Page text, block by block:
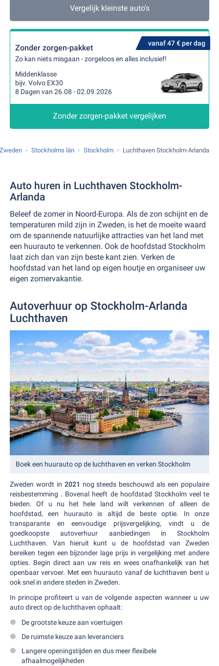
Vergelijk kleinste auto's
vanaf 47 € per dag
Zonder zorgen-pakket
Zo kan niets misgaan - zorgeloos en alles inclusief!
Middenklasse
bijv. Volvo EX30
8 Dagen van 26.08 - 02.09.2026
Zonder zorgen-pakket vergelijken
Zweden Stockholms län Stockholm Luchthaven Stockholm-Arlanda
Auto huren in Luchthaven Stockholm-
Arlanda
Beleef de zomer in Noord-Europa. Als de zon schijnt en de
temperaturen mild zijn in Zweden, is het de moeite waard
om de spannende natuurlijke attracties van het land met
een huurauto te verkennen. Ook de hoofdstad Stockholm
laat zich dan van zijn beste kant zien. Verken de
hoofdstad van het land op eigen houtje en organiseer uw
eigen zomervakantie.
Autoverhuur op Stockholm-Arlanda
Luchthaven
Boek een huurauto op de luchthaven en verken Stockholm
Zweden wordt in 2021 nog steeds beschouwd als een populaire
reisbestemming . Bovenal heeft de hoofdstad Stockholm veel te
bieden. Of u nu het hele land wilt verkennen of alleen de
hoofdstad, een huurauto is altijd de beste optie. In onze
transparante en eenvoudige prijsvergelijking, vindt u de
goedkoopste autoverhuur aanbiedingen in Stockholm
Luchthaven. Van hieruit kunt u de hoofdstad van Zweden
bereiken tegen een bijzonder lage prijs in vergelijking met andere
opties. Begin direct aan uw reis en wees onafhankelijk van het
openbaar vervoer. Met een huurauto vanaf de luchthaven bent u
ook snel in andere steden in Zweden.
In principe profiteert u van de volgende aspecten wanneer u uw
auto direct op de luchthaven ophaalt:
De grootste keuze aan voertuigen
De ruimste keuze aan leveranciers
Langere openingstijden en dus meer flexibele
afhaalmogelijkheden